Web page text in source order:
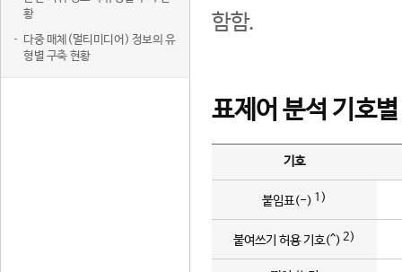
황
다중 매체(멀티미디어) 정보의 유
형별 구축 현황
함함.
표제어 분석 기호
기호
붙임표(-) 1)
붙여쓰기 허용 기호(^) 2)